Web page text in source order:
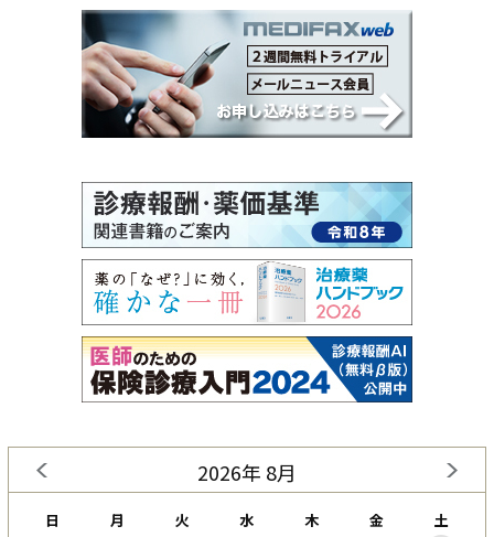
2026年 8月
日 月 火 水 木 金 土